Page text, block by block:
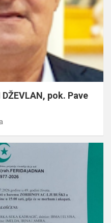
pok. Pave